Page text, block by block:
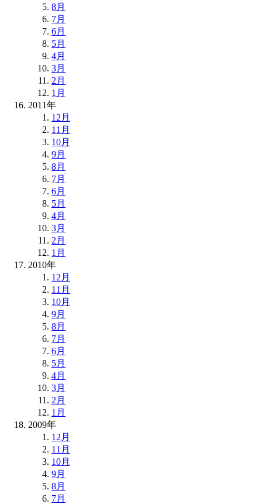
8月
7月
6月
5月
4月
3月
2月
1月
2011年
12月
11月
10月
9月
8月
7月
6月
5月
4月
3月
2月
1月
2010年
12月
11月
10月
9月
8月
7月
6月
5月
4月
3月
2月
1月
2009年
12月
11月
10月
9月
8月
7月